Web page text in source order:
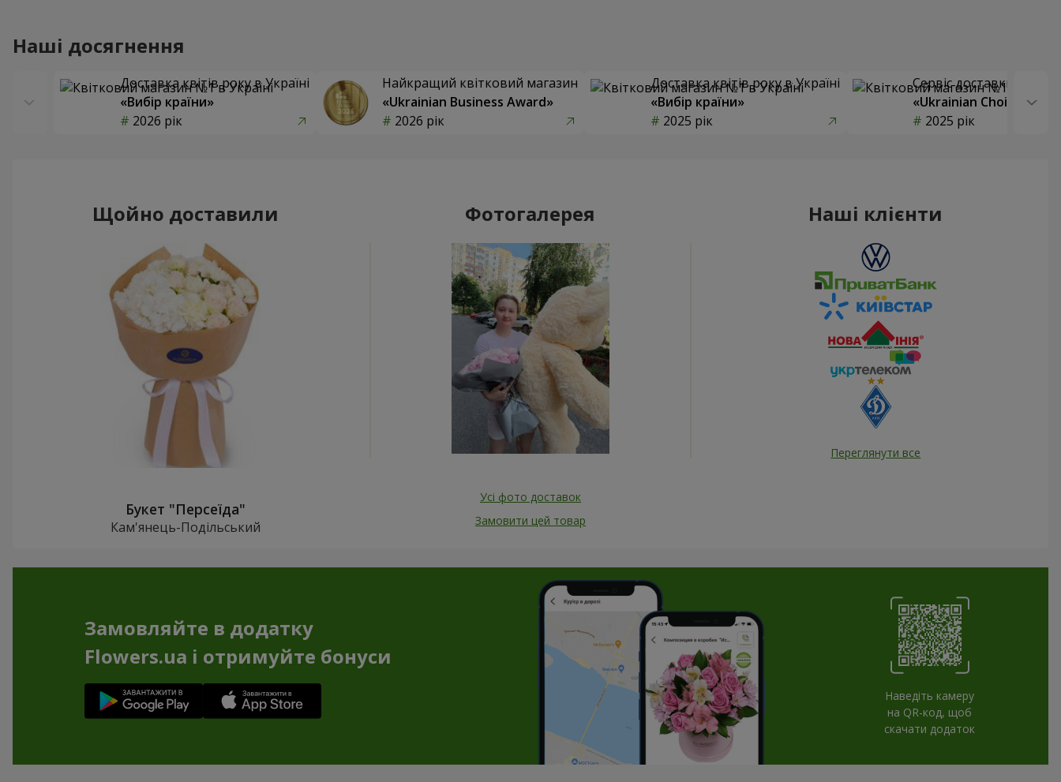
Наші досягнення
Доставка квітів року в Україні
«Вибір країни»
2026 рік
Найкращий квітковий магазин
«Ukrainian Business Award»
2026 рік
Доставка квітів року в Україні
«Вибір країни»
2025 рік
Сервіс доставки квітів
«Ukrainian Choice»
2025 рік
Щойно доставили
Букет "Персеїда"
Кам'янець-Подільський
Фотогалерея
Усі фото доставок
Замовити цей товар
Наші клієнти
Переглянути все
Замовляйте в додатку
Flowers.ua і отримуйте бонуси
Наведіть камеру
на QR-код, щоб
скачати додаток